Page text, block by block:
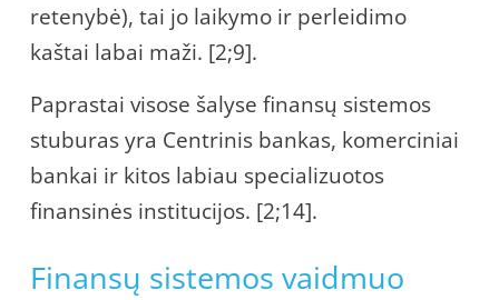
retenybė), tai jo laikymo ir perleidimo
kaštai labai maži. [2;9].
Paprastai visose šalyse finansų sistemos
stuburas yra Centrinis bankas, komerciniai
bankai ir kitos labiau specializuotos
finansinės institucijos. [2;14].
Finansų sistemos vaidmuo